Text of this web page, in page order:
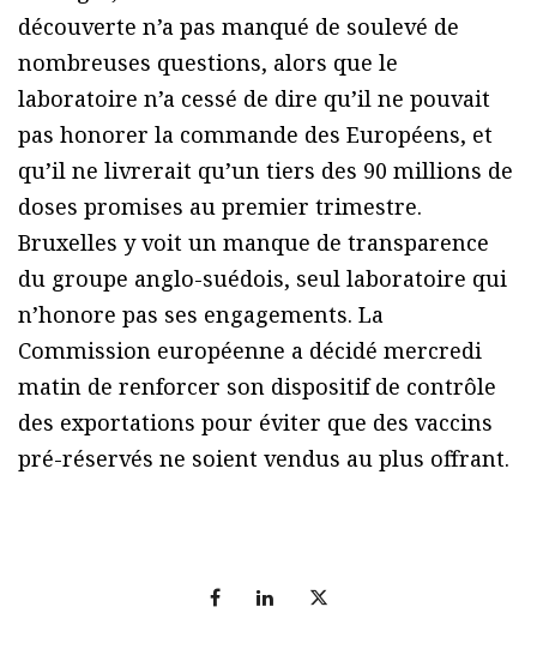
découverte n’a pas manqué de soulevé de
nombreuses questions, alors que le
laboratoire n’a cessé de dire qu’il ne pouvait
pas honorer la commande des Européens, et
qu’il ne livrerait qu’un tiers des 90 millions de
doses promises au premier trimestre.
Bruxelles y voit un manque de transparence
du groupe anglo-suédois, seul laboratoire qui
n’honore pas ses engagements. La
Commission européenne a décidé mercredi
matin de renforcer son dispositif de contrôle
des exportations pour éviter que des vaccins
pré-réservés ne soient vendus au plus offrant.